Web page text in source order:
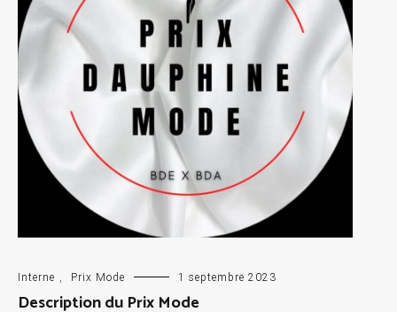
Interne Prix Mode 1 septembre 2023
Description du Prix Mode